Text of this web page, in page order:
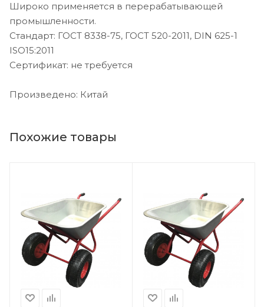
Широко применяется в перерабатывающей
промышленности.
Стандарт: ГОСТ 8338-75, ГОСТ 520-2011, DIN 625-1
ISO15:2011
Сертификат: не требуется
Произведено: Китай
Похожие товары